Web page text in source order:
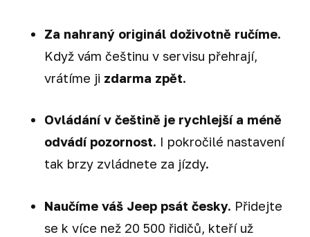
Za nahraný originál doživotně ručíme.
Když vám češtinu v servisu přehrají,
vrátíme ji zdarma zpět.
Ovládání v češtině je rychlejší a méně
odvádí pozornost. I pokročilé nastavení
tak brzy zvládnete za jízdy.
Naučíme váš Jeep psát česky. Přidejte
se k více než 20 500 řidičů, kteří už